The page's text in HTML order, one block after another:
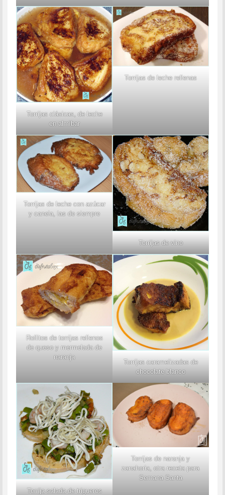
Torrijas clásicas, de leche
en almíbar
Torrijas de leche rellenas
Torrijas de leche con azúcar
y canela, las de siempre
Torrijas de vino
Rollitos de torrijas rellenos
de queso y mermelada de
naranja
Torrijas caramelizadas de
chocolate blanco
Torrija salada de trigueros
Torrijas de naranja y
zanahoria, otra receta para
Semana Santa